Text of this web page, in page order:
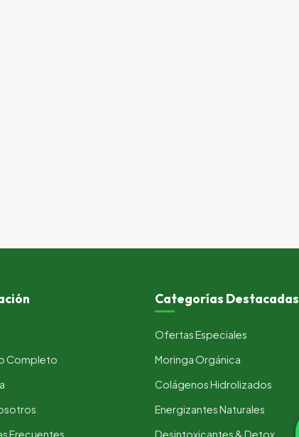
Completo
Frecuentes
Categorías Destacadas
Ofertas Especiales
Moringa Orgánica
Colágenos Hidrolizados
Energizantes Naturales
Desintoxicantes & Detox